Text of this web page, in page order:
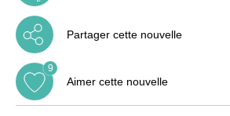
Partager cette nouvelle
Aimer cette nouvelle
9